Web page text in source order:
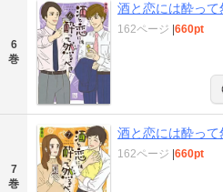
6
巻
酒と恋には酔っ
162ページ 660pt
7
巻
酒と恋には酔っ
162ページ 660pt